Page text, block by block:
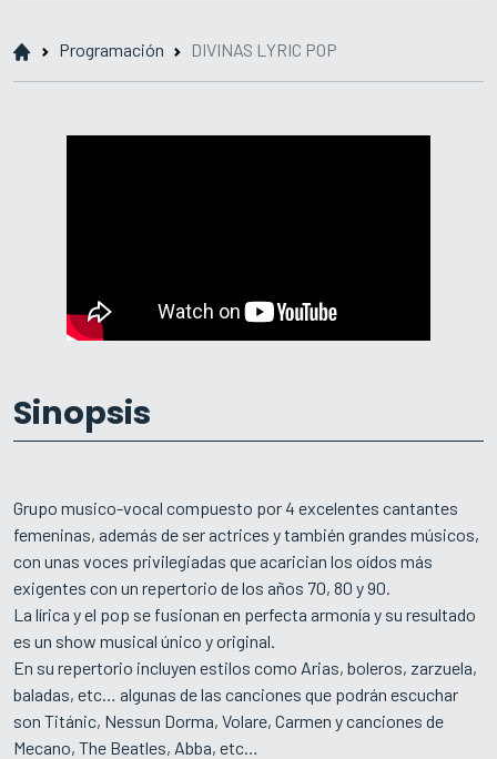
Programación DIVINAS LYRIC POP
Sinopsis
Grupo musico-vocal compuesto por 4 excelentes cantantes
femeninas, además de ser actrices y también grandes músicos,
con unas voces privilegiadas que acarician los oídos más
exigentes con un repertorio de los años 70, 80 y 90.
La lírica y el pop se fusionan en perfecta armonía y su resultado
es un show musical único y original.
En su repertorio incluyen estilos como Arias, boleros, zarzuela,
baladas, etc… algunas de las canciones que podrán escuchar
son Titánic, Nessun Dorma, Volare, Carmen y canciones de
Mecano, The Beatles, Abba, etc…